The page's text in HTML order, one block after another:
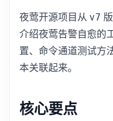
夜莺开源项目从 v7
介绍夜莺告警自愈的
置、命令通道测试方
本关联起来。
核心要点